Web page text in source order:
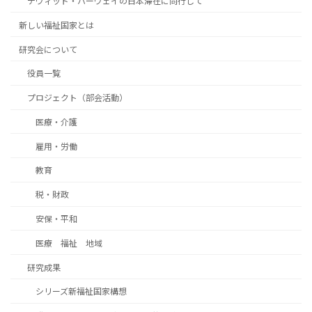
新しい福祉国家とは
研究会について
役員一覧
プロジェクト（部会活動）
医療・介護
雇用・労働
教育
税・財政
安保・平和
医療 福祉 地域
研究成果
シリーズ新福祉国家構想